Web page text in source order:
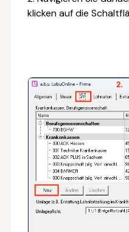
klicken auf die